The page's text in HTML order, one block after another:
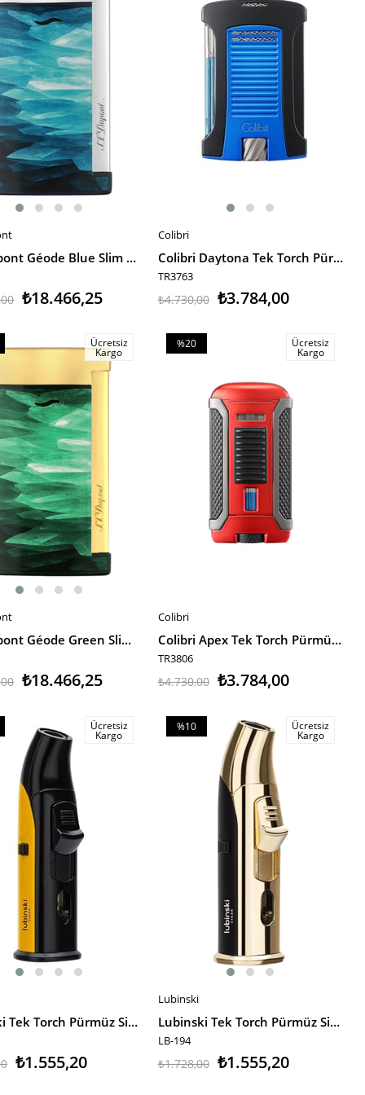
EKLE
S.T. Dupont Géode Blue Slim 7 Puro Çakmağı 27035 TR9914
₺18.466,25
SEPETE EKLE
Colibri
Colibri Daytona Tek Torch Pürmüz Metalik Mavi-Siyah Puro Çakmağı
TR3763
₺3.784,00
₺4.730,00
EKLE
Ücretsiz
Kargo
S.T. Dupont Géode Green Slim 7 Puro Çakmağı 27036 TR9915
₺18.466,25
SEPETE EKLE
%20
%20İndirim
Ücretsiz
Kargo
Colibri
Colibri Apex Tek Torch Pürmüz Metalik Kırmızı-Siyah Puro Çakmağı
TR3806
₺3.784,00
₺4.730,00
EKLE
Ücretsiz
Kargo
Lubinski Tek Torch Pürmüz Siyah Sarı Metal Masa Tipi Puro Çakmağı LB-195
₺1.555,20
SEPETE EKLE
%10
Ücretsiz
Kargo
Lubinski
Lubinski Tek Torch Pürmüz Siyah Gold Metal Masa Tipi Puro Çakmağı LB-194
LB-194
₺1.555,20
₺1.728,00